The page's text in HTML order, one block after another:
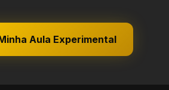
Aula Experimental